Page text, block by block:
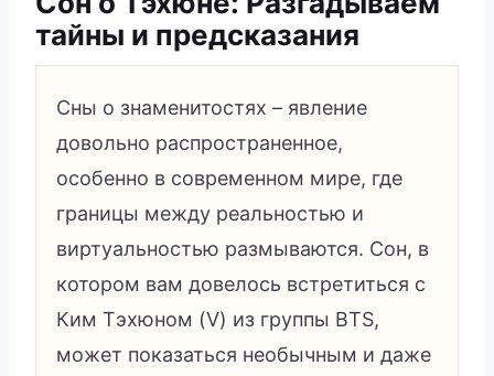
тайны и предсказания
Сны о знаменитостях – явление
довольно распространенное,
особенно в современном мире, где
границы между реальностью и
виртуальностью размываются. Сон, в
котором вам довелось встретиться с
Ким Тэхюном (V) из группы BTS,
может показаться необычным и даже